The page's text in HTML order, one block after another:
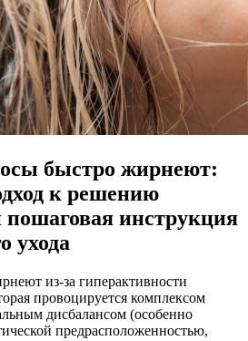
быстро жирнеют:
к решению
инструкция
ухода
из-за гиперактивности
провоцируется комплексом
дисбалансом (особенно
предрасположенностью,